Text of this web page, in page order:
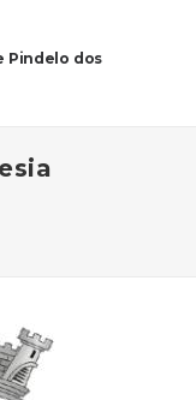
Pindelo dos